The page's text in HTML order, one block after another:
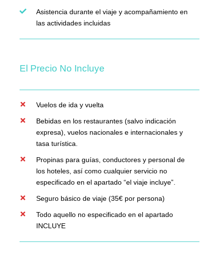
Asistencia durante el viaje y acompañamiento en
las actividades incluidas
El Precio No Incluye
Vuelos de ida y vuelta
Bebidas en los restaurantes (salvo indicación
expresa), vuelos nacionales e internacionales y
tasa turística.
Propinas para guías, conductores y personal de
los hoteles, así como cualquier servicio no
especificado en el apartado “el viaje incluye”.
Seguro básico de viaje (35€ por persona)
Todo aquello no especificado en el apartado
INCLUYE